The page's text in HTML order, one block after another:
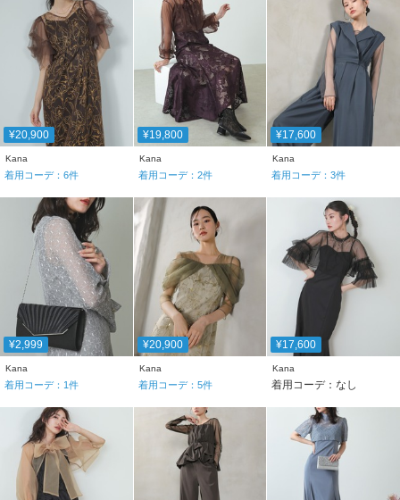
¥20,900
Kana
着用コーデ： 6件
¥19,800
Kana
着用コーデ： 2件
¥17,600
Kana
着用コーデ：3件
¥2,999
Kana
着用コーデ： 1 件
¥20,900
Kana
着用コーデ： 5件
¥17,600
Kana
着用コーデ：なし